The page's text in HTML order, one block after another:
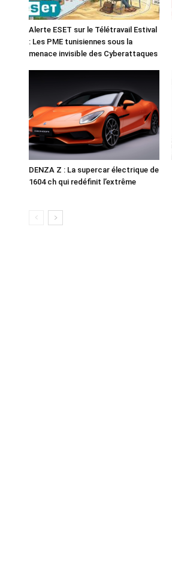
Alerte ESET sur le Télétravail Estival
: Les PME tunisiennes sous la
menace invisible des Cyberattaques
DENZA Z : La supercar électrique de
1604 ch qui redéfinit l’extrême